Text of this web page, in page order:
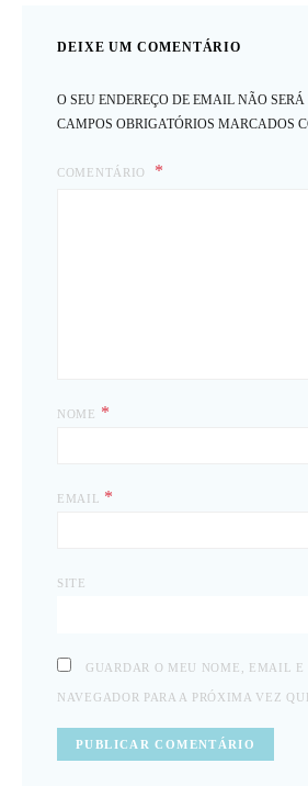
DEIXE UM COMENTÁRIO
O SEU ENDEREÇO DE EMAIL NÃO
CAMPOS OBRIGATÓRIOS MARCADOS
COMENTÁRIO
NOME *
EMAIL *
SITE
GUARDAR O MEU NOME, EMAIL E
NAVEGADOR PARA A PRÓXIMA VEZ